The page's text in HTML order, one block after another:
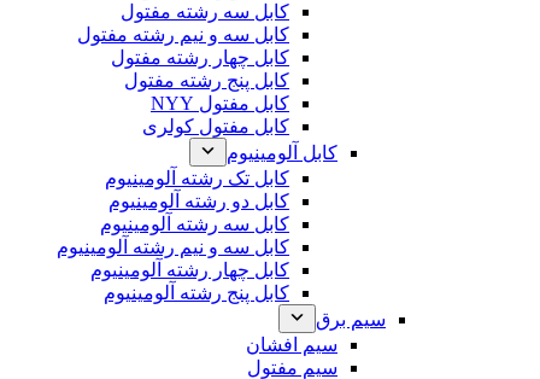
کابل سه رشته مفتول
کابل سه و نیم رشته مفتول
کابل چهار رشته مفتول
کابل پنج رشته مفتول
کابل مفتول NYY
کابل مفتول کولری
کابل آلومینیوم
کابل تک رشته آلومینیوم
کابل دو رشته آلومینیوم
کابل سه رشته آلومینیوم
کابل سه و نیم رشته آلومینیوم
کابل چهار رشته آلومینیوم
کابل پنج رشته آلومینیوم
سیم برق
سیم افشان
سیم مفتول